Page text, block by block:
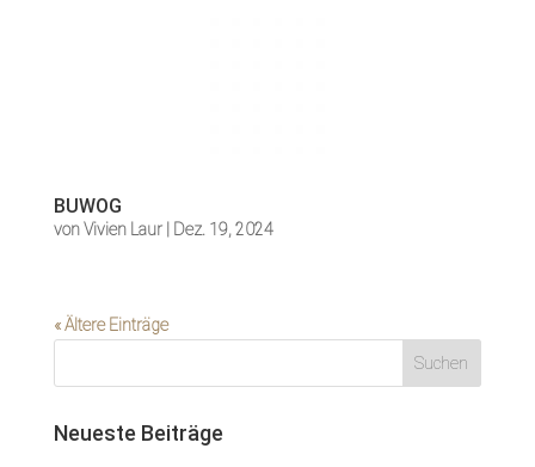
BUWOG
vonVivien Laur| Dez. 19, 2024
« Ältere Einträge
Suchen
Neueste Beiträge